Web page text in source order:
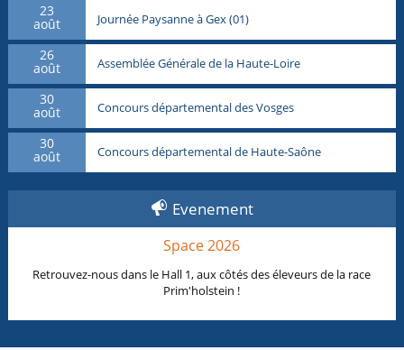
23
août Journée Paysanne à Gex (01)
26
août Assemblée Générale de la Haute-Loire
30
août Concours départemental des Vosges
30
août Concours départemental de Haute-Saône
Evenement
Space 2026
Retrouvez-nous dans le Hall 1, aux côtés des éleveurs de la race
Prim'holstein !